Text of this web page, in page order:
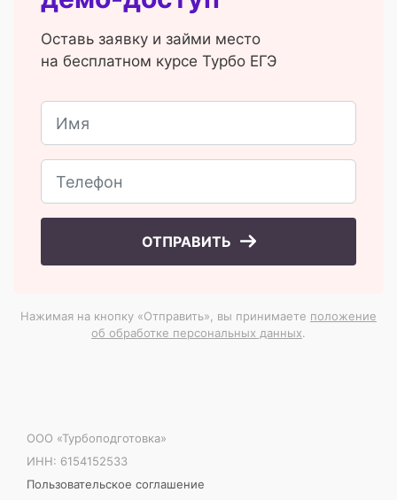
Оставь заявку и займи место
на бесплатном курсе Турбо ЕГЭ
ОТПРАВИТЬ
Нажимая на кнопку «Отправить», вы принимаете положение
об обработке персональных данных.
ООО «Турбоподготовка»
ИНН: 6154152533
Пользовательское соглашение